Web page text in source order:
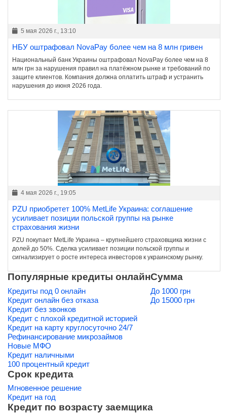
5 мая 2026 г., 13:10
НБУ оштрафовал NovaPay более чем на 8 млн гривен
Национальный банк Украины оштрафовал NovaPay более чем на 8
млн грн за нарушения правил на платёжном рынке и требований по
защите клиентов. Компания должна оплатить штраф и устранить
нарушения до июня 2026 года.
4 мая 2026 г., 19:05
PZU приобретет 100% MetLife Украина: соглашение
усиливает позиции польской группы на рынке
страхования жизни
PZU покупает MetLife Украина – крупнейшего страховщика жизни с
долей до 50%. Сделка усиливает позиции польской группы и
сигнализирует о росте интереса инвесторов к украинскому рынку.
Популярные кредиты онлайн
Кредиты под 0 онлайн
Кредит онлайн без отказа
Кредит без звонков
Кредит с плохой кредитной историей
Кредит на карту круглосуточно 24/7
Рефинансирование микрозаймов
Новые МФО
Кредит наличными
100 процентный кредит
Сумма
До 1000 грн
До 15000 грн
Срок кредита
Мгновенное решение
Кредит на год
Кредит по возрасту заемщика